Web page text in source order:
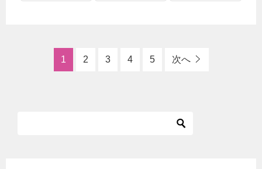
1 2 3 4 5 次へ